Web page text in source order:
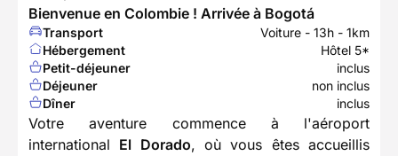
Bienvenue en Colombie ! Arrivée à Bogotá
Transport
Voiture - 13h - 1km
Hébergement
Hôtel 5*
Petit-déjeuner
inclus
Déjeuner
non inclus
Dîner
inclus
Votre aventure commence à l'aéroport
international El Dorado, où vous êtes accueillis